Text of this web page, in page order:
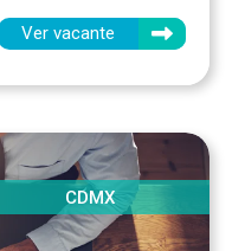
Ver vacante
CDMX